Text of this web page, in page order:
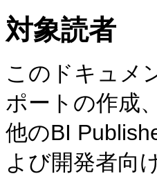
対象読者
このドキュメ
ポートの作成
他のBI
よび開発者向